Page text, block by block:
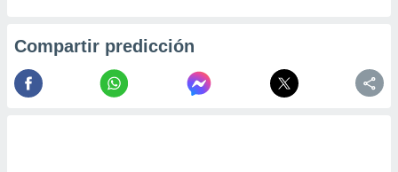
Compartir predicción